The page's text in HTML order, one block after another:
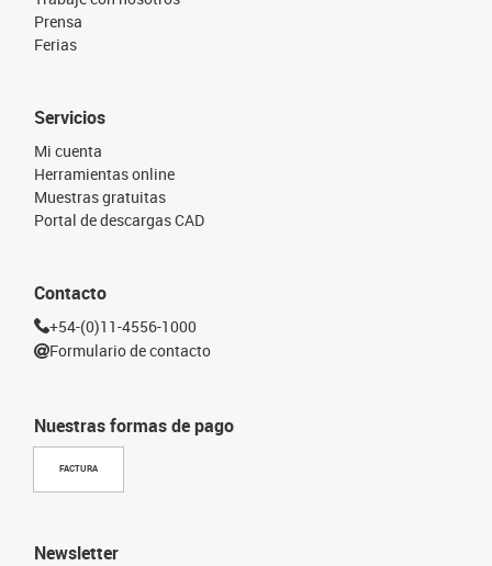
Prensa
Ferias
Nuestras formas de pago
FACTURA
Servicios
Mi cuenta
Herramientas online
Muestras gratuitas
Portal de descargas CAD
Contacto
+54-(0)11-4556-1000
Formulario de contacto
Newsletter